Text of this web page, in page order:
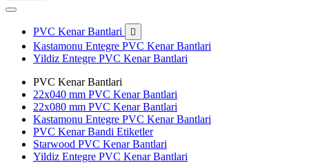
PVC Kenar Bantlari 
Kastamonu Entegre PVC Kenar Bantlari
Yildiz Entegre PVC Kenar Bantlari
PVC Kenar Bantlari
22x040 mm PVC Kenar Bantlari
22x080 mm PVC Kenar Bantlari
Kastamonu Entegre PVC Kenar Bantlari
PVC Kenar Bandi Etiketler
Starwood PVC Kenar Bantlari
Yildiz Entegre PVC Kenar Bantlari